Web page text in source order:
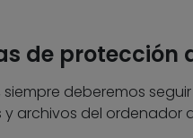
de protección
siempre deberemos
archivos del ordenador